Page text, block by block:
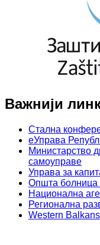
Важнији
Стална
еУправа
Министарство
самоуправе
Управа за
Општа болница
Национална
Регионална
Western